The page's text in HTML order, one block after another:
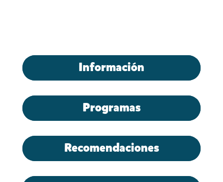
Información
Programas
Recomendaciones